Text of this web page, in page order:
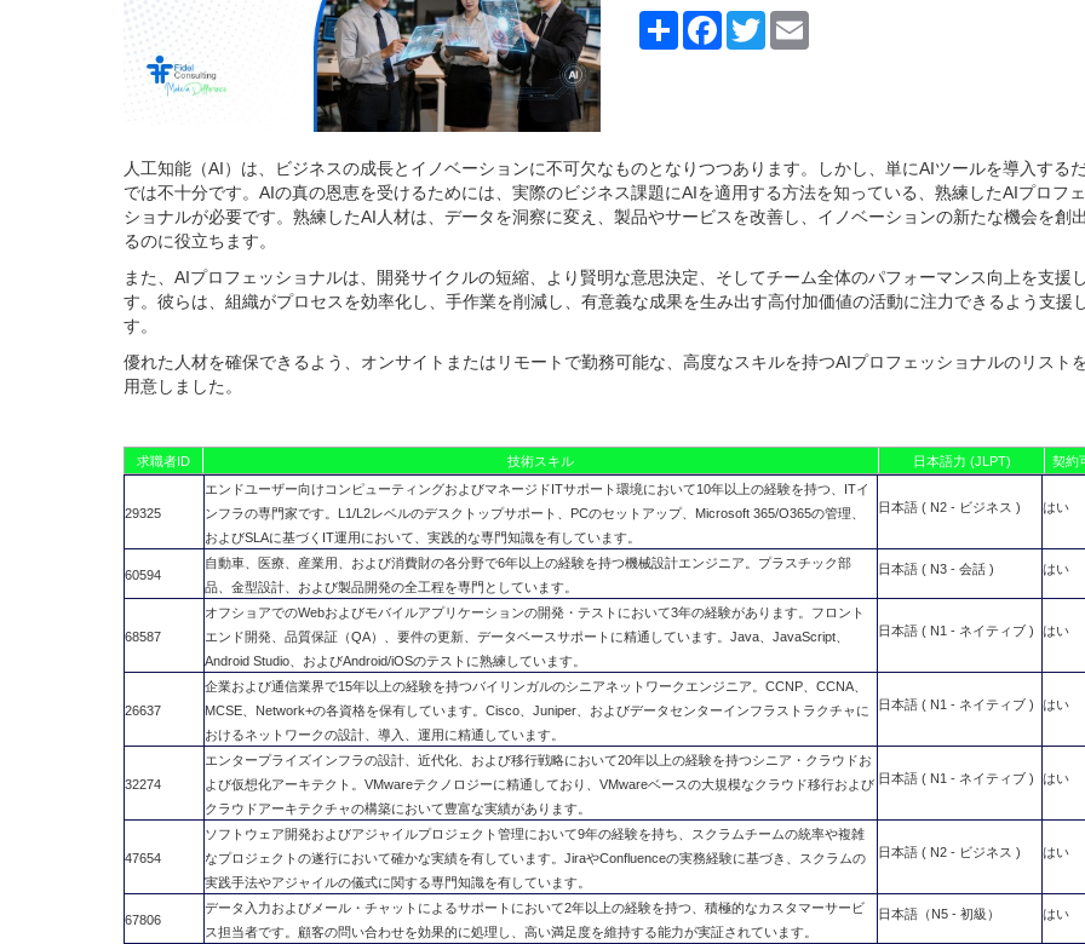
ShareFacebook
TwitterEmail
人工知能（AI）は、ビジネスの成長とイノベーションに不可欠なものとなりつつあります。しかし、単にAIツールを導入する
では不十分です。AIの真の恩恵を受けるためには、実際のビジネス課題にAIを適用する方法を知っている、熟練したAIプロフ
ショナルが必要です。熟練したAI人材は、データを洞察に変え、製品やサービスを改善し、イノベーションの新たな機会を創
るのに役立ちます。
また、AIプロフェッショナルは、開発サイクルの短縮、より賢明な意思決定、そしてチーム全体のパフォーマンス向上を支援
す。彼らは、組織がプロセスを効率化し、手作業を削減し、有意義な成果を生み出す高付加価値の活動に注力できるよう支援
す。
優れた人材を確保できるよう、オンサイトまたはリモートで勤務可能な、高度なスキルを持つAIプロフェッショナルのリスト
用意しました。
求職者ID 技術スキル 日本語力 (JLPT) 契約
29325
エンドユーザー向けコンピューティングおよびマネージドITサポート環境において10年以上の経験を持つ、ITイ
ンフラの専門家です。L1/L2レベルのデスクトップサポート、PCのセットアップ、Microsoft 365/O365の管理、
およびSLAに基づくIT運用において、実践的な専門知識を有しています。
日本語 ( N2 - ビジネス ) はい
60594
自動車、医療、産業用、および消費財の各分野で6年以上の経験を持つ機械設計エンジニア。プラスチック部
品、金型設計、および製品開発の全工程を専門としています。
日本語 ( N3 - 会話 ) はい
68587
オフショアでのWebおよびモバイルアプリケーションの開発・テストにおいて3年の経験があります。フロント
エンド開発、品質保証（QA）、要件の更新、データベースサポートに精通しています。Java、JavaScript、
Android Studio、およびAndroid/iOSのテストに熟練しています。
日本語 ( N1 - ネイティブ ) はい
26637
企業および通信業界で15年以上の経験を持つバイリンガルのシニアネットワークエンジニア。CCNP、CCNA、
MCSE、Network+の各資格を保有しています。Cisco、Juniper、およびデータセンターインフラストラクチャに
おけるネットワークの設計、導入、運用に精通しています。
日本語 ( N1 - ネイティブ ) はい
32274
エンタープライズインフラの設計、近代化、および移行戦略において20年以上の経験を持つシニア・クラウドお
よび仮想化アーキテクト。VMwareテクノロジーに精通しており、VMwareベースの大規模なクラウド移行および
クラウドアーキテクチャの構築において豊富な実績があります。
日本語 ( N1 - ネイティブ ) はい
47654
ソフトウェア開発およびアジャイルプロジェクト管理において9年の経験を持ち、スクラムチームの統率や複雑
なプロジェクトの遂行において確かな実績を有しています。JiraやConfluenceの実務経験に基づき、スクラムの
実践手法やアジャイルの儀式に関する専門知識を有しています。
日本語 ( N2 - ビジネス ) はい
67806
データ入力およびメール・チャットによるサポートにおいて2年以上の経験を持つ、積極的なカスタマーサービ
ス担当者です。顧客の問い合わせを効果的に処理し、高い満足度を維持する能力が実証されています。
日本語（N5 - 初級） はい